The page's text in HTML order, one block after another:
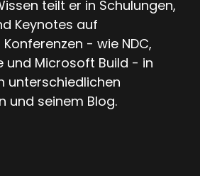
teilt er in Schulungen,
Keynotes auf
- wie NDC,
und Microsoft Build - in
unterschiedlichen
und seinem Blog.